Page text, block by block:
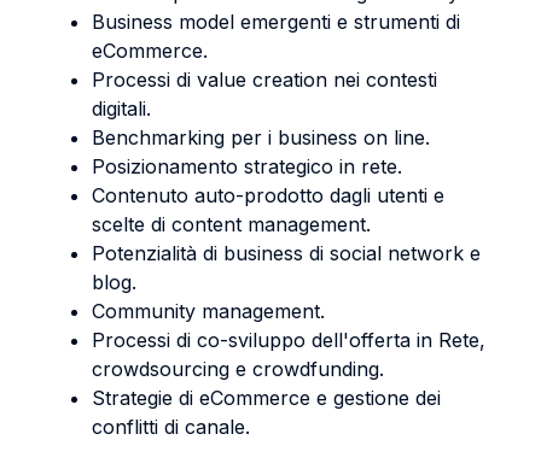
Business model emergenti e strumenti di
eCommerce.
Processi di value creation nei contesti
digitali.
Benchmarking per i business on line.
Posizionamento strategico in rete.
Contenuto auto-prodotto dagli utenti e
scelte di content management.
Potenzialità di business di social network e
blog.
Community management.
Processi di co-sviluppo dell'offerta in Rete,
crowdsourcing e crowdfunding.
Strategie di eCommerce e gestione dei
conflitti di canale.